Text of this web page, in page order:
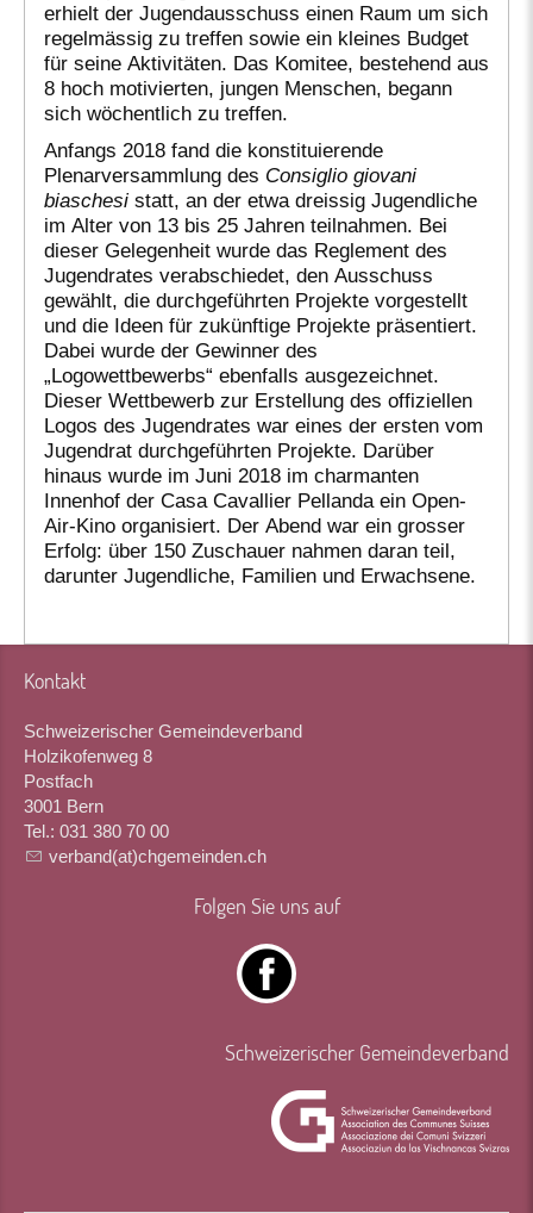
erhielt der Jugendausschuss einen Raum um sich
regelmässig zu treffen sowie ein kleines Budget
für seine Aktivitäten. Das Komitee, bestehend aus
8 hoch motivierten, jungen Menschen, begann
sich wöchentlich zu treffen.
Anfangs 2018 fand die konstituierende
Plenarversammlung des Consiglio giovani
biaschesi statt, an der etwa dreissig Jugendliche
im Alter von 13 bis 25 Jahren teilnahmen. Bei
dieser Gelegenheit wurde das Reglement des
Jugendrates verabschiedet, den Ausschuss
gewählt, die durchgeführten Projekte vorgestellt
und die Ideen für zukünftige Projekte präsentiert.
Dabei wurde der Gewinner des
„Logowettbewerbs“ ebenfalls ausgezeichnet.
Dieser Wettbewerb zur Erstellung des offiziellen
Logos des Jugendrates war eines der ersten vom
Jugendrat durchgeführten Projekte. Darüber
hinaus wurde im Juni 2018 im charmanten
Innenhof der Casa Cavallier Pellanda ein Open-
Air-Kino organisiert. Der Abend war ein grosser
Erfolg: über 150 Zuschauer nahmen daran teil,
darunter Jugendliche, Familien und Erwachsene.
Kontakt
Schweizerischer Gemeindeverband
Holzikofenweg 8
Postfach
3001 Bern
Tel.: 031 380 70 00
verband(at)chgemeinden.ch
Folgen Sie uns auf
Schweizerischer Gemeindeverband